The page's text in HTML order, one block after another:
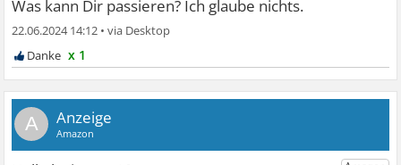
Was kann Dir passieren? Ich glaube nichts.
22.06.2024 14:12 •
x 1
A